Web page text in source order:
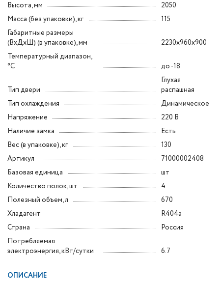
Высота, мм
2050
Масса (без упаковки), кг
115
Габаритные размеры
(ВxДxШ) (в упаковке), мм
2230x960x900
Температурный диапазон,
°C
до -18
Тип двери
Глухая
распашная
Тип охлаждения
Динамическое
Напряжение
220 В
Наличие замка
Есть
Вес (в упаковке), кг
130
Артикул
71000002408
Базовая единица
шт
Количество полок, шт
4
Полезный объем, л
670
Хладагент
R404a
Страна
Россия
Потребляемая
электроэнергия, кВт/сутки
6.7
ОПИСАНИЕ